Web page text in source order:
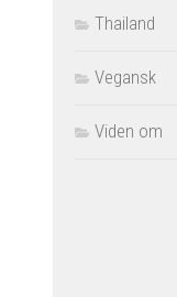
Thailand
Vegansk
Viden om